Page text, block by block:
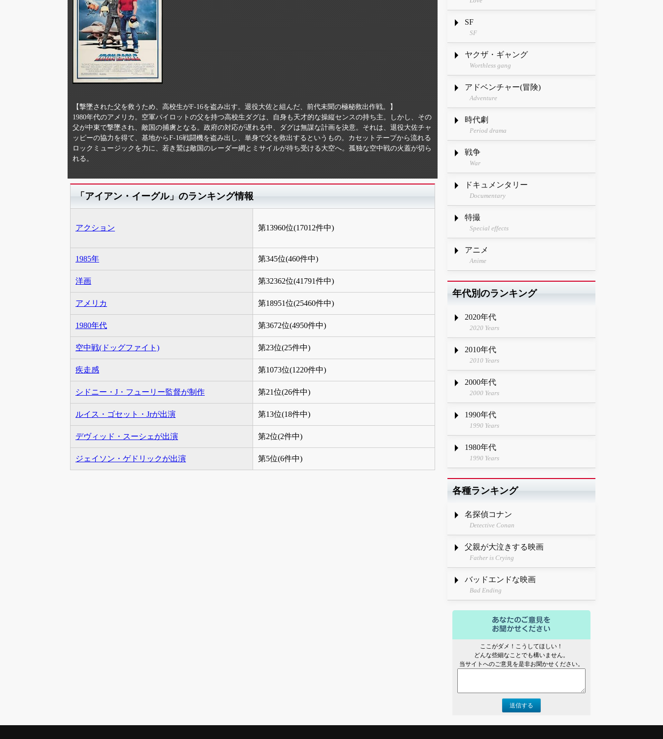
【撃墜された父を救うため、高校生がF-16を盗み出す。退役大佐と組んだ、前代未聞の極秘救出作戦。】
1980年代のアメリカ。空軍パイロットの父を持つ高校生ダグは、自身も天才的な操縦センスの持ち主。しかし、その
父が中東で撃墜され、敵国の捕虜となる。政府の対応が遅れる中、ダグは無謀な計画を決意。それは、退役大佐チャ
ッピーの協力を得て、基地からF-16戦闘機を盗み出し、単身で父を救出するというもの。カセットテープから流れる
ロックミュージックを力に、若き鷲は敵国のレーダー網とミサイルが待ち受ける大空へ。孤独な空中戦の火蓋が切ら
れる。
「アイアン・イーグル」のランキング情報
アクション 第13960位(17012件中)
1985年 第345位(460件中)
洋画 第32362位(41791件中)
アメリカ 第18951位(25460件中)
1980年代 第3672位(4950件中)
空中戦(ドッグファイト) 第23位(25件中)
疾走感 第1073位(1220件中)
シドニー・J・フューリー監督が制作 第21位(26件中)
ルイス・ゴセット・Jrが出演 第13位(18件中)
デヴィッド・スーシェが出演 第2位(2件中)
ジェイソン・ゲドリックが出演 第5位(6件中)
SF
SF
ヤクザ・ギャング
Worthless gang
アドベンチャー(冒険)
Adventure
時代劇
Period drama
戦争
War
ドキュメンタリー
Documentary
特撮
Special effects
アニメ
Anime
年代別のランキング
2020年代
2020 Years
2010年代
2010 Years
2000年代
2000 Years
1990年代
1990 Years
1980年代
1990 Years
各種ランキング
名探偵コナン
Detective Conan
父親が大泣きする映画
Father is Crying
バッドエンドな映画
Bad Ending
ここがダメ！こうしてほしい！
どんな些細なことでも構いません。
当サイトへのご意見を是非お聞かせください。
送信する